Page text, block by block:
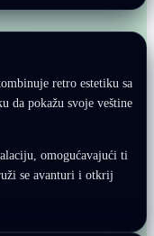
retro estetiku sa
da pokažu svoje veštine
omogućavajući ti
se avanturi i otkrij